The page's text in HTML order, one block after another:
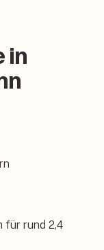
in
für rund 2,4